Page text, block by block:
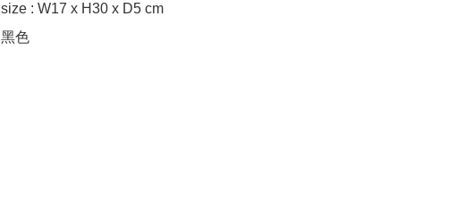
size : W17 x H30 x D5 cm
黑色